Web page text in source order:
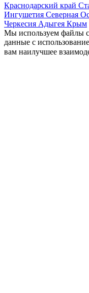
Краснодарский край
Ингушетия Северная
Черкесия Адыгея Крым
Мы используем файлы
данные с
вам наилучшее